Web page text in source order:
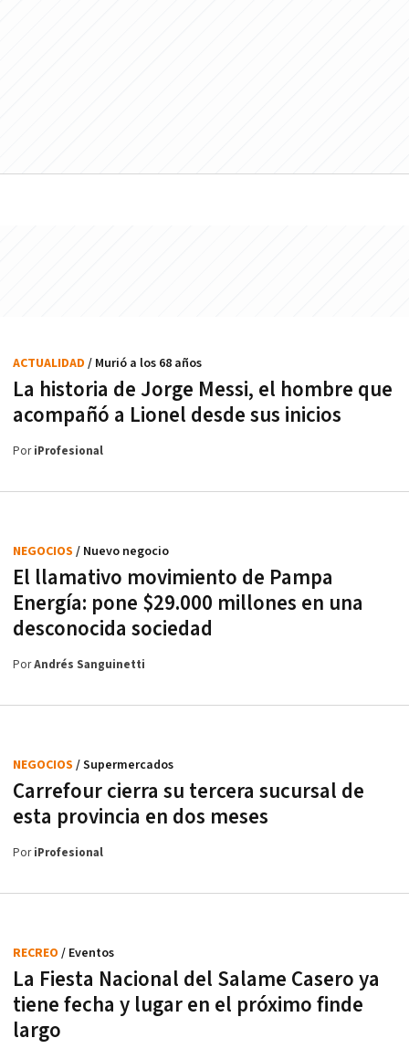
La historia de Jorge Messi, el hombre que
acompañó a Lionel desde sus inicios
ACTUALIDAD / Murió a los 68 años
PoriProfesional
El llamativo movimiento de Pampa
Energía: pone $29.000 millones en una
desconocida sociedad
NEGOCIOS / Nuevo negocio
PorAndrés Sanguinetti
Carrefour cierra su tercera sucursal de
esta provincia en dos meses
NEGOCIOS / Supermercados
PoriProfesional
La Fiesta Nacional del Salame Casero ya
tiene fecha y lugar en el próximo finde
largo
RECREO / Eventos